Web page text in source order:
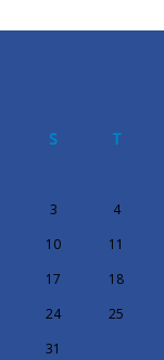
S T
3
4
10
11
17
18
24
25
31